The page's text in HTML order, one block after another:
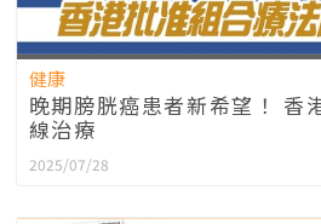
健康
晚期膀胱癌患者新希望！ 香
線治療
2025/07/28